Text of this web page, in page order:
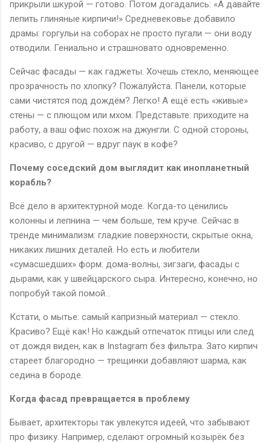
прикрыли шкурой — готово. Потом догадались: «А давайте
лепить глиняные кирпичи!» Средневековье добавило
драмы: горгульи на соборах не просто пугали — они воду
отводили. Гениально и страшновато одновременно.
Сейчас фасады — как гаджеты. Хочешь стекло, меняющее
прозрачность по хлопку? Пожалуйста. Панели, которые
сами чистятся под дождём? Легко! А ещё есть «живые»
стены — с плющом или мхом. Представьте: приходите на
работу, а ваш офис похож на джунгли. С одной стороны,
красиво, с другой — вдруг паук в кофе?
Почему соседский дом выглядит как инопланетный
корабль?
Всё дело в архитектурной моде. Когда-то ценились
колонны и лепнина — чем больше, тем круче. Сейчас в
тренде минимализм: гладкие поверхности, скрытые окна,
никаких лишних деталей. Но есть и любители
«сумасшедших» форм: дома-волны, зигзаги, фасады с
дырами, как у швейцарского сыра. Интересно, конечно, но
попробуй такой помой…
Кстати, о мытье: самый капризный материал — стекло.
Красиво? Ещё как! Но каждый отпечаток птицы или след
от дождя виден, как в Instagram без фильтра. Зато кирпич
стареет благородно — трещинки добавляют шарма, как
седина в бороде.
Когда фасад превращается в проблему
Бывает, архитекторы так увлекутся идеей, что забывают
про физику. Например, сделают огромный козырёк без